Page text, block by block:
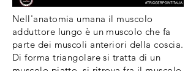
Nell'anatomia umana il muscolo
adduttore lungo è un muscolo che fa
parte dei muscoli anteriori della coscia.
Di forma triangolare si tratta di un